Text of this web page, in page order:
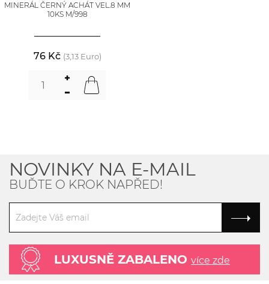
MINERÁL ČERNÝ ACHÁT VEL.8 MM
10KS M/998
76 Kč (3,13 Euro)
NOVINKY NA E-MAIL
BUĎTE O KROK NAPŘED!
LUXUSNĚ ZABALENO více zde